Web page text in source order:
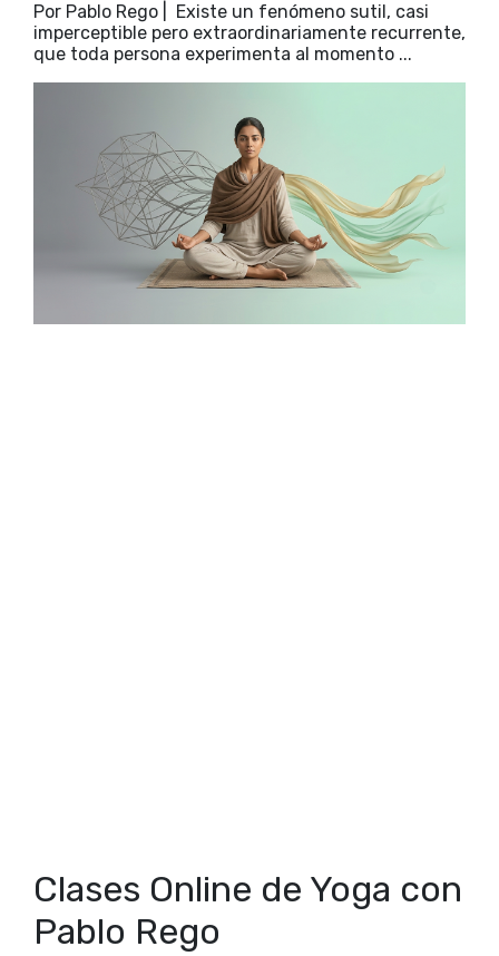
Por Pablo Rego | Existe un fenómeno sutil, casi
imperceptible pero extraordinariamente recurrente,
que toda persona experimenta al momento ...
Clases Online de Yoga con
Pablo Rego